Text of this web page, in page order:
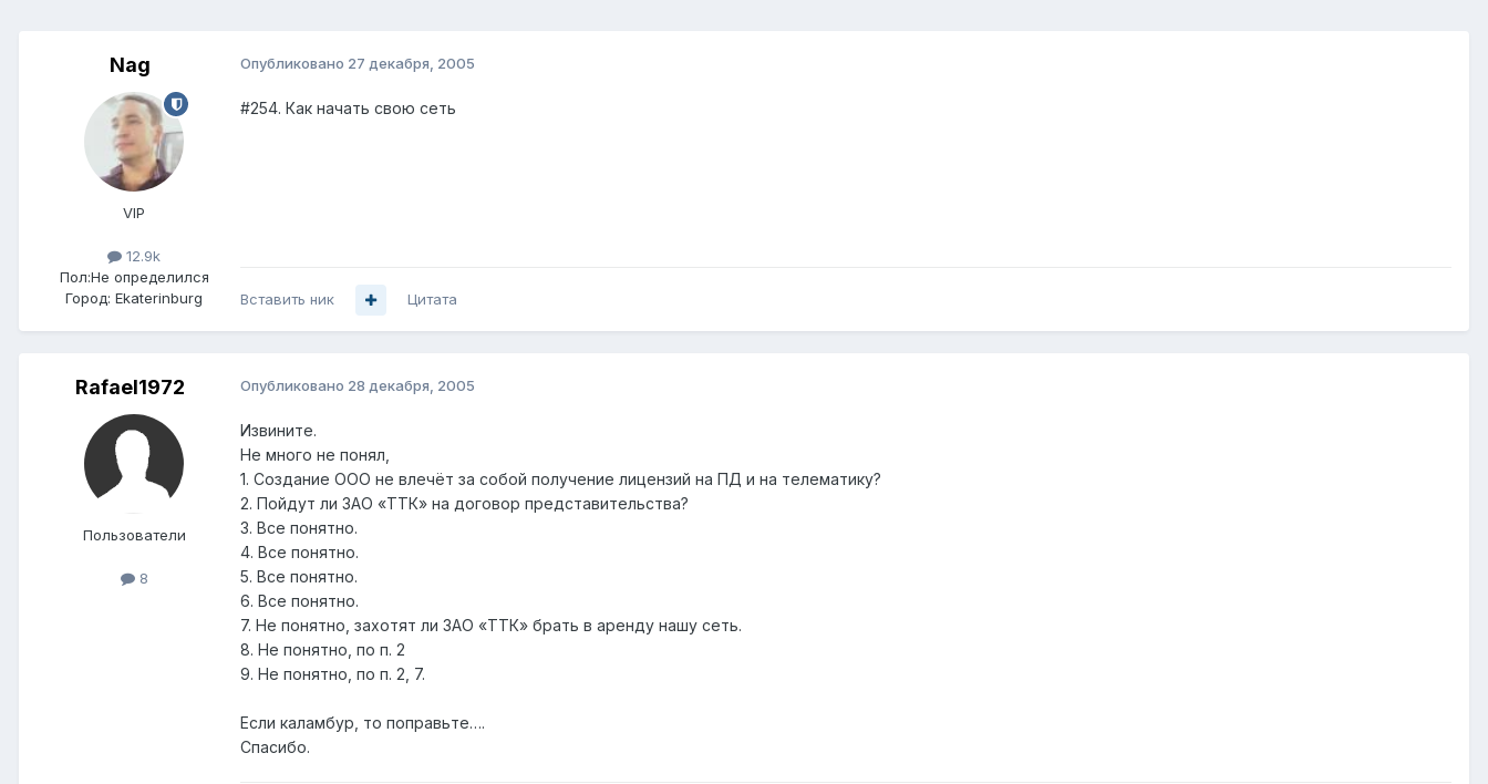
Nag
VIP
12.9k
Пол:Не определился
Город: Ekaterinburg
Опубликовано 27 декабря, 2005
#254. Как начать свою сеть
Вставить ник Цитата
Rafael1972
Пользователи
8
Опубликовано 28 декабря, 2005
Извините.
Не много не понял,
1. Создание ООО не влечёт за собой получение лицензий на ПД и на телематику?
2. Пойдут ли ЗАО «ТТК» на договор представительства?
3. Все понятно.
4. Все понятно.
5. Все понятно.
6. Все понятно.
7. Не понятно, захотят ли ЗАО «ТТК» брать в аренду нашу сеть.
8. Не понятно, по п. 2
9. Не понятно, по п. 2, 7.
Если каламбур, то поправьте….
Спасибо.